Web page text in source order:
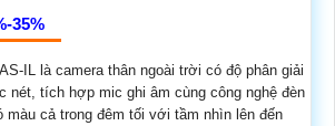
35%
IL là camera thân ngoài trời có độ phân giải
nét, tích hợp mic ghi âm cùng công nghệ đèn
màu cả trong đêm tối với tầm nhìn lên đến